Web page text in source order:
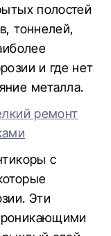
полостей
тоннелей,
и где нет
металла.
ремонт
с
Эти